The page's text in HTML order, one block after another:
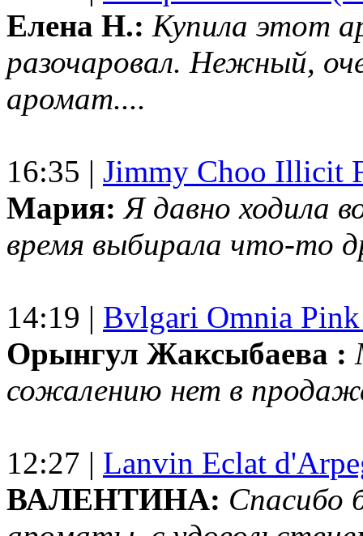
Елена Н.: Купила этот
разочаровал. Нежный,
аромат....
16:35 | Jimmy Choo Illicit
Мария: Я давно ходила
время выбирала что-то
14:19 | Bvlgari Omnia
Орынгул Жаксыбаева :
сожалению нет в
12:27 | Lanvin Eclat
ВАЛЕНТИНА: Спасибо